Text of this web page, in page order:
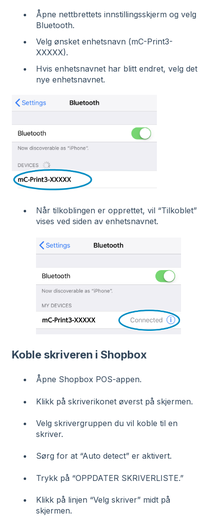
Åpne nettbrettets innstillingsskjerm og velg
Bluetooth.
Velg ønsket enhetsnavn (mC-Print3-
XXXXX).
Hvis enhetsnavnet har blitt endret, velg det
nye enhetsnavnet.
Når tilkoblingen er opprettet, vil “Tilkoblet”
vises ved siden av enhetsnavnet.
Koble skriveren i Shopbox
Åpne Shopbox POS-appen.
Klikk på skriverikonet øverst på skjermen.
Velg skrivergruppen du vil koble til en
skriver.
Sørg for at “Auto detect” er aktivert.
Trykk på “OPPDATER SKRIVERLISTE.”
Klikk på linjen “Velg skriver” midt på
skjermen.